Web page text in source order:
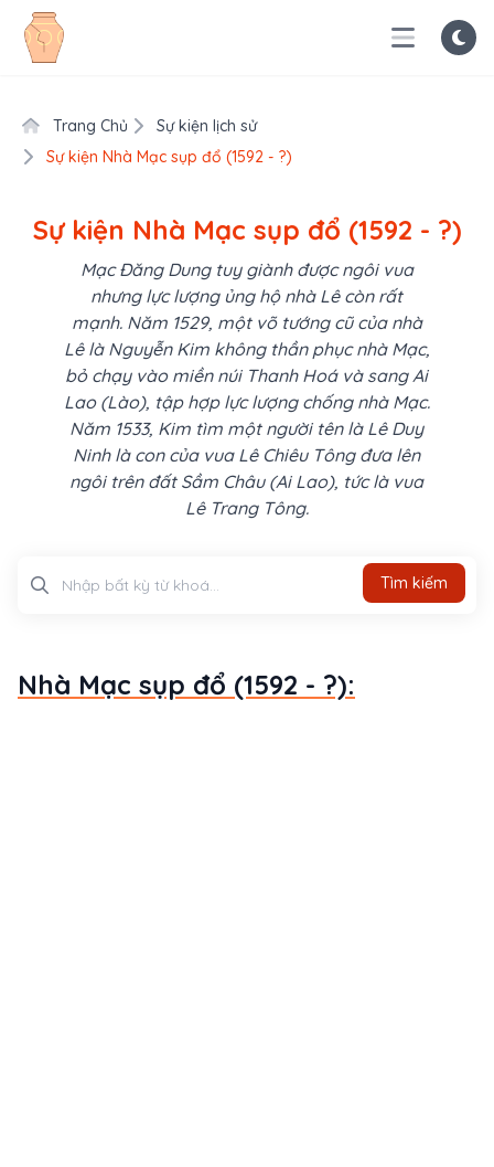
Trang Chủ
Sự kiện lịch sử
Sự kiện Nhà Mạc sụp đổ (1592 - ?)
Sự kiện Nhà Mạc sụp đổ (1592 - ?)
Mạc Đăng Dung tuy giành được ngôi vua
nhưng lực lượng ủng hộ nhà Lê còn rất
mạnh. Năm 1529, một võ tướng cũ của nhà
Lê là Nguyễn Kim không thần phục nhà Mạc,
bỏ chạy vào miền núi Thanh Hoá và sang Ai
Lao (Lào), tập hợp lực lượng chống nhà Mạc.
Năm 1533, Kim tìm một người tên là Lê Duy
Ninh là con của vua Lê Chiêu Tông đưa lên
ngôi trên đất Sầm Châu (Ai Lao), tức là vua
Lê Trang Tông.
Tìm kiếm
Nhà Mạc sụp đổ (1592 - ?):